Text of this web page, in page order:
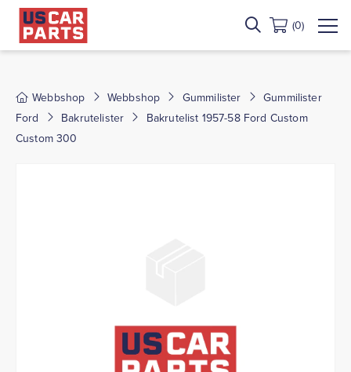
(0)
Webbshop Webbshop Gummilister
Gummilister
Ford
Bakrutelister
Bakrutelist 1957-58 Ford Custom
Custom 300